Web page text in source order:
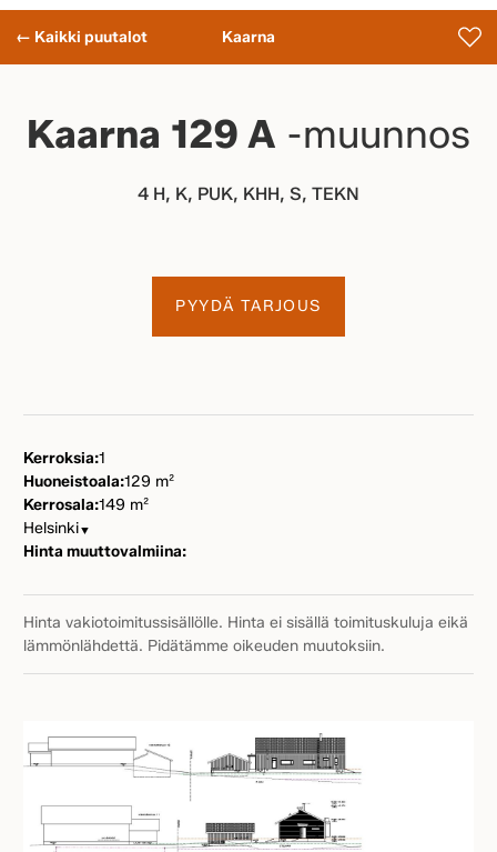
← Kaikki puutalot Kaarna
Kaarna 129 A -muunnos
4 H, K, PUK, KHH, S, TEKN
PYYDÄ TARJOUS
Kerroksia:1
Huoneistoala:129 m²
Kerrosala:149 m²
Helsinki▼
Hinta muuttovalmiina:
Hinta vakiotoimitussisällölle. Hinta ei sisällä toimituskuluja eikä
lämmönlähdettä. Pidätämme oikeuden muutoksiin.